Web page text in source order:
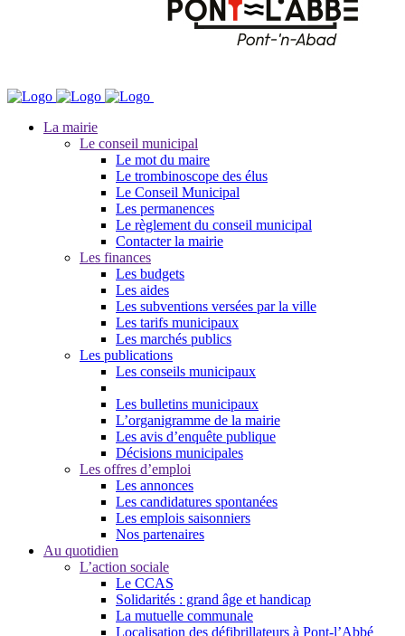
La mairie
Le conseil municipal
Le mot du maire
Le trombinoscope des élus
Le Conseil Municipal
Les permanences
Le règlement du conseil municipal
Contacter la mairie
Les finances
Les budgets
Les aides
Les subventions versées par la ville
Les tarifs municipaux
Les marchés publics
Les publications
Les conseils municipaux
Les bulletins municipaux
L’organigramme de la mairie
Les avis d’enquête publique
Décisions municipales
Les offres d’emploi
Les annonces
Les candidatures spontanées
Les emplois saisonniers
Nos partenaires
Au quotidien
L’action sociale
Le CCAS
Solidarités : grand âge et handicap
La mutuelle communale
Localisation des défibrillateurs à Pont-l’Abbé